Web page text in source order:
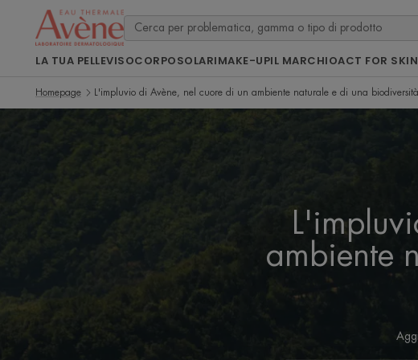
LA TUA PELLEVISOCORPOSOLARIMAKE-UPIL MARCHIOACT FOR SKIN
Homepage L'impluvio di Avène, nel cuore di un ambiente naturale e di una
ambiente